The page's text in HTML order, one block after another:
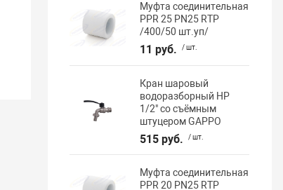
Муфта соединительная
PPR 25 PN25 RTP
/400/50 шт.уп/
11 руб. / шт.
Кран шаровый
водоразборный НР
1/2" со съёмным
штуцером GAPPO
515 руб. / шт.
Муфта соединительная
PPR 20 PN25 RTP